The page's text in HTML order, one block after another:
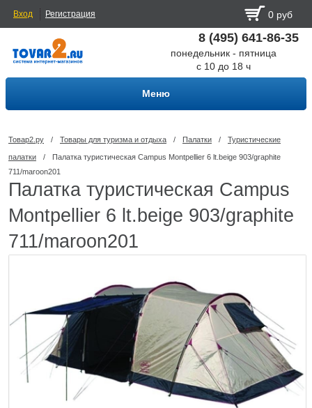
Вход Регистрация 0 руб
8 (495) 641-86-35
понедельник - пятница
с 10 до 18 ч
Меню
Товар2.ру / Товары для туризма и отдыха / Палатки / Туристические
палатки /
Палатка туристическая Campus Montpellier 6 lt.beige 903/graphite
711/maroon201
Палатка туристическая Campus
Montpellier 6 lt.beige 903/graphite
711/maroon201